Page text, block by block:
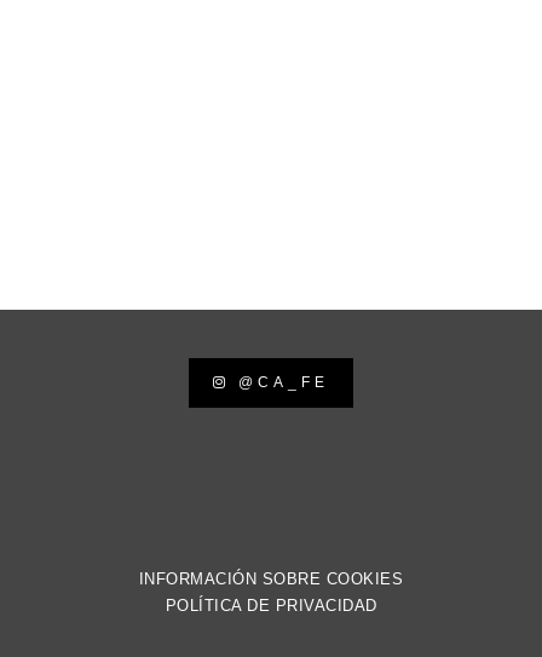
@CA_FE
INFORMACIÓN SOBRE COOKIES
POLÍTICA DE PRIVACIDAD